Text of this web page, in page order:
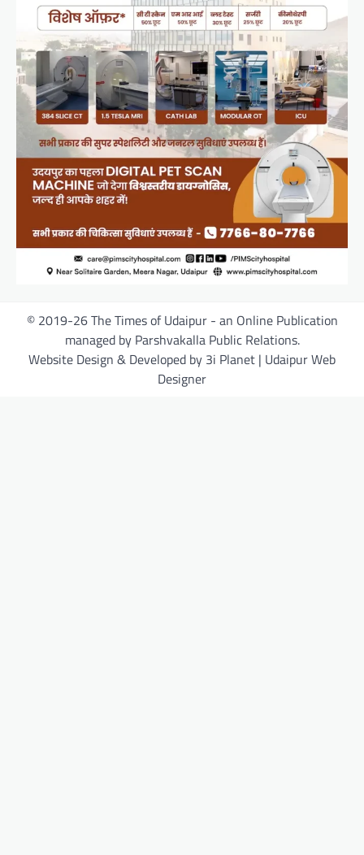
© 2019-26 The Times of Udaipur - an Online Publication
managed by Parshvakalla Public Relations.
Website Design & Developed by 3i Planet | Udaipur Web
Designer